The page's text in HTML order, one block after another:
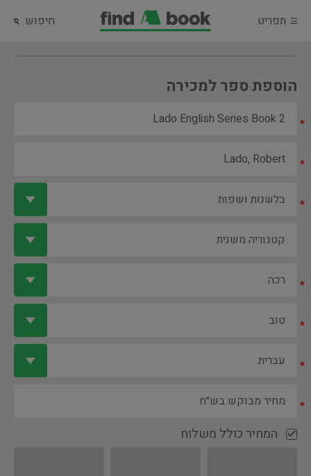
תפריט חיפוש
הוספת ספר למכירה
*
*
*
*
*
*
*
המחיר כולל משלוח